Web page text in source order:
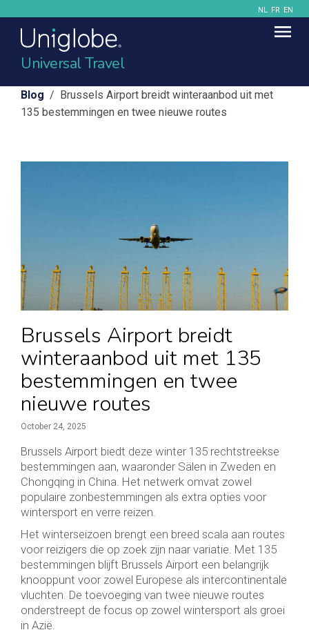
NL FR EN
Universal Travel
Blog / Brussels Airport breidt winteraanbod uit met
135 bestemmingen en twee nieuwe routes
Brussels Airport breidt
winteraanbod uit met 135
bestemmingen en twee
nieuwe routes
October 24, 2025
Brussels Airport biedt deze winter 135 rechtstreekse
bestemmingen aan, waaronder Sälen in Zweden en
Chongqing in China. Het netwerk omvat zowel
populaire zonbestemmingen als extra opties voor
wintersport en verre reizen.
Het winterseizoen brengt een breed scala aan routes
voor reizigers die op zoek zijn naar variatie. Met 135
bestemmingen blijft Brussels Airport een belangrijk
knooppunt voor zowel Europese als intercontinentale
vluchten. De toevoeging van twee nieuwe routes
onderstreept de focus op zowel wintersport als groei
in Azië.